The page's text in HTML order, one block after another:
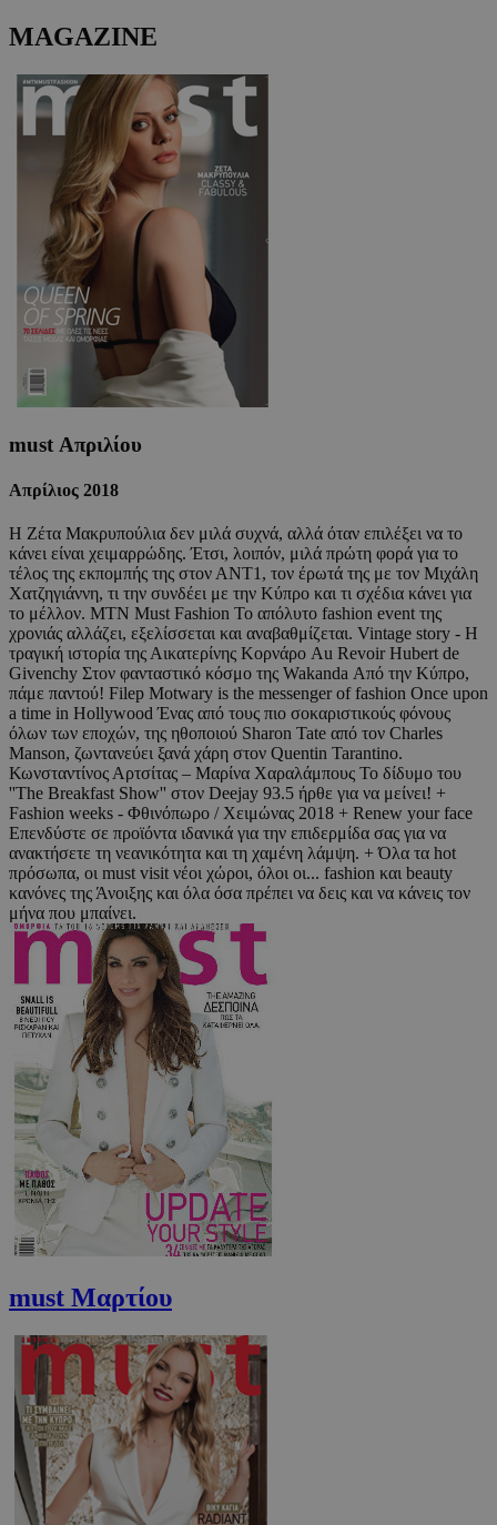
MAGAZINE
must Απριλίου
Απρίλιος 2018
Η Ζέτα Μακρυπούλια δεν μιλά συχνά, αλλά όταν επιλέξει να το
κάνει είναι χειμαρρώδης. Έτσι, λοιπόν, μιλά πρώτη φορά για το
τέλος της εκπομπής της στον ΑΝΤ1, τον έρωτά της με τον Μιχάλη
Χατζηγιάννη, τι την συνδέει με την Κύπρο και τι σχέδια κάνει για
το μέλλον. ΜΤΝ Must Fashion Το απόλυτο fashion event της
χρονιάς αλλάζει, εξελίσσεται και αναβαθμίζεται. Vintage story - Η
τραγική ιστορία της Αικατερίνης Κορνάρο Au Revoir Hubert de
Givenchy Στον φανταστικό κόσμο της Wakanda Από την Κύπρο,
πάμε παντού! Filep Motwary is the messenger of fashion Once upon
a time in Hollywood Ένας από τους πιο σοκαριστικούς φόνους
όλων των εποχών, της ηθοποιού Sharon Tate από τον Charles
Manson, ζωντανεύει ξανά χάρη στον Quentin Tarantino.
Κωνσταντίνος Αρτσίτας – Μαρίνα Χαραλάμπους Το δίδυμο του
''The Breakfast Show'' στον Deejay 93.5 ήρθε για να μείνει! +
Fashion weeks - Φθινόπωρο / Χειμώνας 2018 + Renew your face
Επενδύστε σε προϊόντα ιδανικά για την επιδερμίδα σας για να
ανακτήσετε τη νεανικότητα και τη χαμένη λάμψη. + Όλα τα hot
πρόσωπα, οι must visit νέοι χώροι, όλοι οι... fashion και beauty
κανόνες της Άνοιξης και όλα όσα πρέπει να δεις και να κάνεις τον
μήνα που μπαίνει.
must Μαρτίου